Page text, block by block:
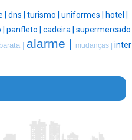
| dns | turismo | uniformes |
hotel |
panfleto | cadeira | supermercado
barata | alarme | mudanças | inter